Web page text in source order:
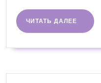
ЧИТАТЬ ДАЛЕЕ